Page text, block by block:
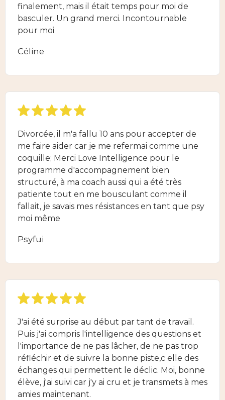
finalement, mais il était temps pour moi de
basculer. Un grand merci. Incontournable
pour moi
Céline
Divorcée, il m'a fallu 10 ans pour accepter de
me faire aider car je me refermai comme une
coquille; Merci Love Intelligence pour le
programme d'accompagnement bien
structuré, à ma coach aussi qui a été très
patiente tout en me bousculant comme il
fallait, je savais mes résistances en tant que psy
moi même
Psyfui
J'ai été surprise au début par tant de travail.
Puis j'ai compris l'intelligence des questions et
l'importance de ne pas lâcher, de ne pas trop
réfléchir et de suivre la bonne piste,c elle des
échanges qui permettent le déclic. Moi, bonne
élève, j'ai suivi car j'y ai cru et je transmets à mes
amies maintenant.